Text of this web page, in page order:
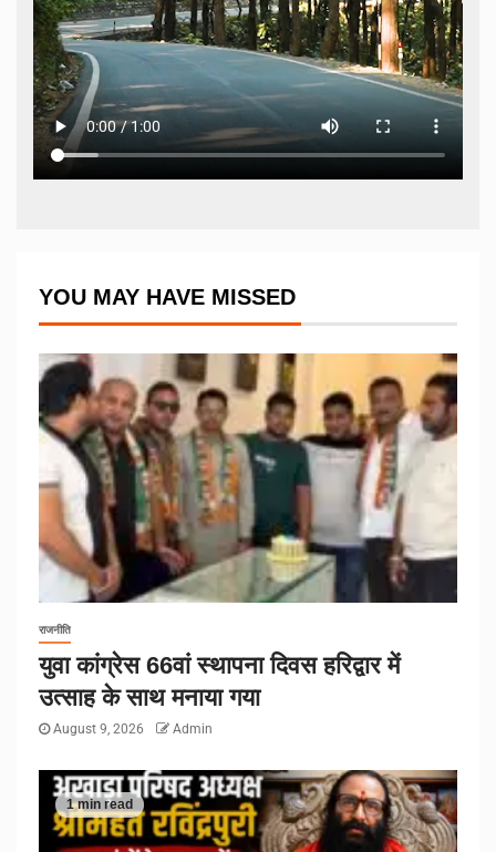
YOU MAY HAVE MISSED
राजनीति
युवा कांग्रेस 66वां स्थापना दिवस हरिद्वार में
उत्साह के साथ मनाया गया
August 9, 2026 Admin
1 min read